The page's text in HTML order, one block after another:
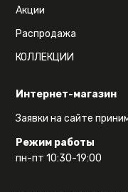
Интернет-магазин
Заявки на сайте
Режим работы
пн-пт 10:30-19:00
Акции
Распродажа
КОЛЛЕКЦИИ